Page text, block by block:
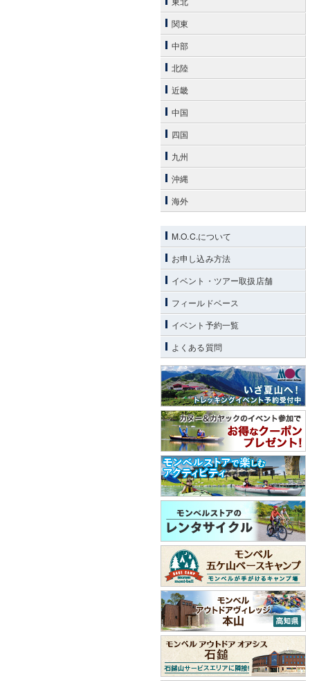
関東
中部
北陸
近畿
中国
四国
九州
沖縄
海外
M.O.C.について
お申し込み方法
イベント・ツアー取扱店舗
フィールドベース
イベント予約一覧
よくある質問